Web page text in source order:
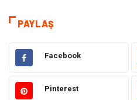
Sağlık
Dekorasyon
Ulaşım ve Taşımacılık
PAYLAŞ
Facebook
Pinterest